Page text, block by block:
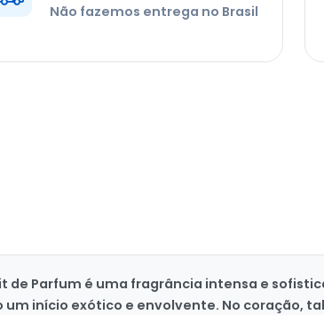
Não fazemos entrega no Brasil
de Parfum é uma fragrância intensa e
início exótico e envolvente. No coração,